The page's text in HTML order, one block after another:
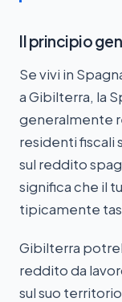
Il principio
Se vivi in
a Gibilterra, la
generalmente
residenti fiscali
sul reddito
significa che il
tipicamente
Gibilterra
reddito da
sul suo